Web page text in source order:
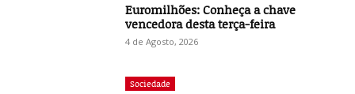
Euromilhões: Conheça a chave
vencedora desta terça-feira
4 de Agosto, 2026
Sociedade